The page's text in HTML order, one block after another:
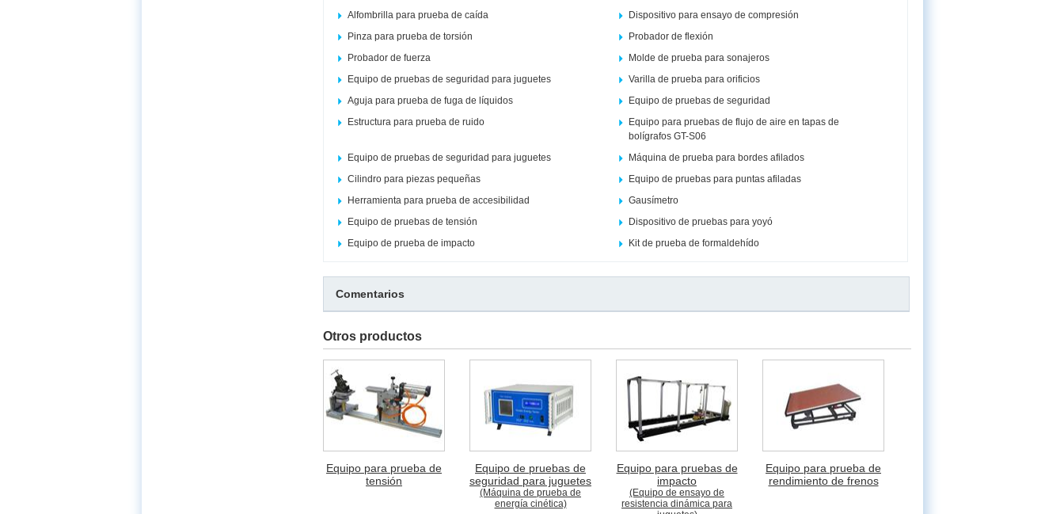
Alfombrilla para prueba de caída
Dispositivo para ensayo de compresión
Pinza para prueba de torsión
Probador de flexión
Probador de fuerza
Molde de prueba para sonajeros
Equipo de pruebas de seguridad para juguetes
Varilla de prueba para orificios
Aguja para prueba de fuga de líquidos
Equipo de pruebas de seguridad
Estructura para prueba de ruido
Equipo para pruebas de flujo de aire en tapas de
bolígrafos GT-S06
Equipo de pruebas de seguridad para juguetes
Máquina de prueba para bordes afilados
Cilindro para piezas pequeñas
Equipo de pruebas para puntas afiladas
Herramienta para prueba de accesibilidad
Gausímetro
Equipo de pruebas de tensión
Dispositivo de pruebas para yoyó
Equipo de prueba de impacto
Kit de prueba de formaldehído
Comentarios
Otros productos
Equipo para prueba de
tensión
Equipo de pruebas de
seguridad para juguetes
(Máquina de prueba de
energía cinética)
Equipo para pruebas de
impacto
(Equipo de ensayo de
resistencia dinámica para
Equipo para prueba de
rendimiento de frenos